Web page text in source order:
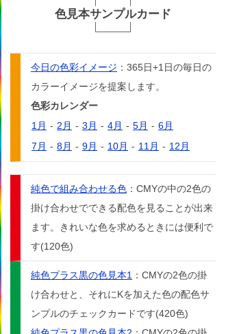
色見本サンプルカード
今日の色彩イメージ ：365日+1日の毎日の
カラーイメージを提案します。
色彩カレンダー
1月 - 2月 - 3月 - 4月 - 5月 - 6月
7月 - 8月 - 9月 - 10月 - 11月 - 12月
純色で組み合わせる色 ：CMYの中の2色の
掛け合わせでできる配色を見ることが出来
ます。きれいな色を求めるときには便利で
す(120色)
純色プラス黒の色見本1 ：CMYの2色の掛
け合わせと、それにKを加えた色の配色サ
ンプルのチェックカードです(420色)